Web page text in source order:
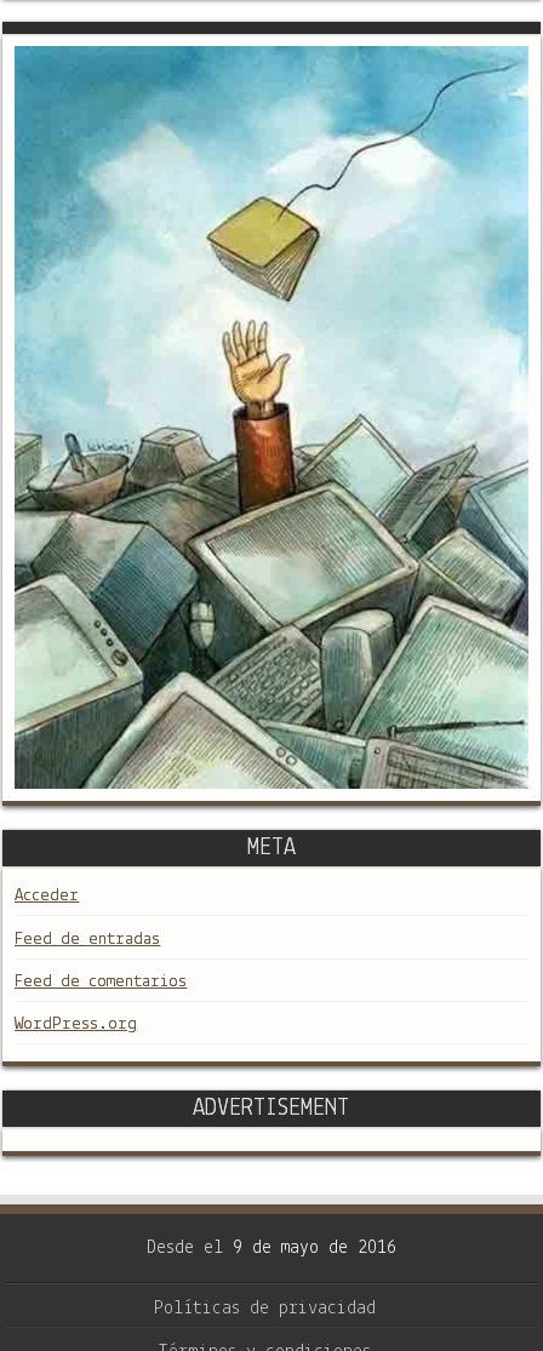
META
Acceder
Feed de entradas
Feed de comentarios
WordPress.org
ADVERTISEMENT
Desde el 9 de mayo de 2016
Políticas de privacidad